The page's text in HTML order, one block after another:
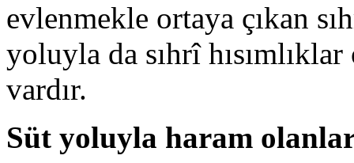
evlenmekle ortaya çıkan
yoluyla da sıhrî
vardır.
Süt yoluyla haram